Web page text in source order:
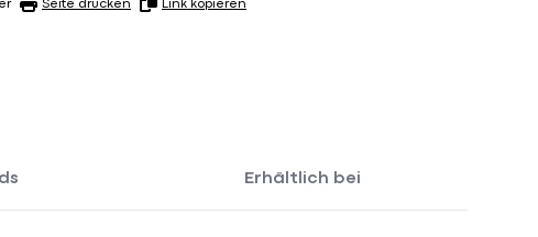
Seite drucken Link kopieren
Erhältlich bei